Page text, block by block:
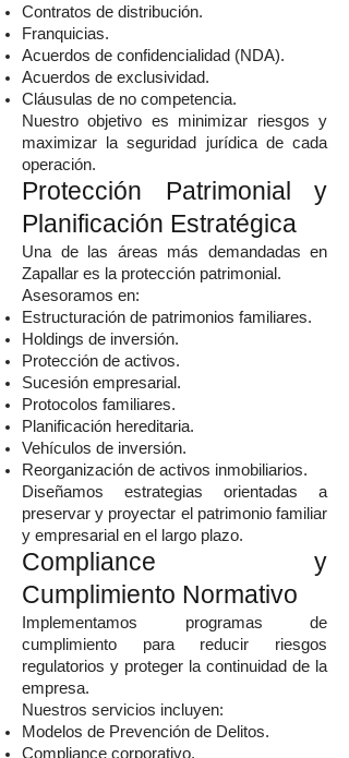
Contratos de distribución.
Franquicias.
Acuerdos de confidencialidad (NDA).
Acuerdos de exclusividad.
Cláusulas de no competencia.
Nuestro objetivo es minimizar riesgos y
maximizar la seguridad jurídica de cada
operación.
Protección Patrimonial y
Planificación Estratégica
Una de las áreas más demandadas en
Zapallar es la protección patrimonial.
Asesoramos en:
Estructuración de patrimonios familiares.
Holdings de inversión.
Protección de activos.
Sucesión empresarial.
Protocolos familiares.
Planificación hereditaria.
Vehículos de inversión.
Reorganización de activos inmobiliarios.
Diseñamos estrategias orientadas a
preservar y proyectar el patrimonio familiar
y empresarial en el largo plazo.
Compliance y
Cumplimiento Normativo
Implementamos programas de
cumplimiento para reducir riesgos
regulatorios y proteger la continuidad de la
empresa.
Nuestros servicios incluyen:
Modelos de Prevención de Delitos.
Compliance corporativo.